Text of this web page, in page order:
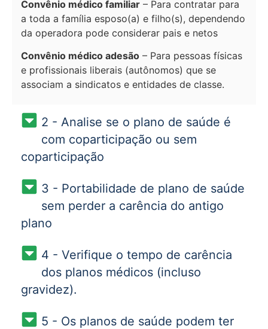
Convênio médico familiar – Para contratar para
a toda a família esposo(a) e filho(s), dependendo
da operadora pode considerar pais e netos
Convênio médico adesão – Para pessoas físicas
e profissionais liberais (autônomos) que se
associam a sindicatos e entidades de classe.
2 - Analise se o plano de saúde é
com coparticipação ou sem
coparticipação
3 - Portabilidade de plano de saúde
sem perder a carência do antigo
plano
4 - Verifique o tempo de carência
dos planos médicos (incluso
gravidez).
5 - Os planos de saúde podem ter